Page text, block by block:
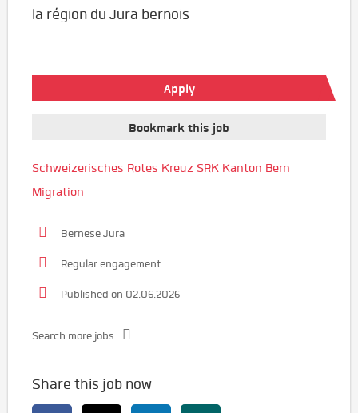
la région du Jura bernois
Apply
Bookmark this job
Schweizerisches Rotes Kreuz SRK Kanton Bern
Migration
Bernese Jura
Regular engagement
Published on 02.06.2026
Search more jobs
Share this job now